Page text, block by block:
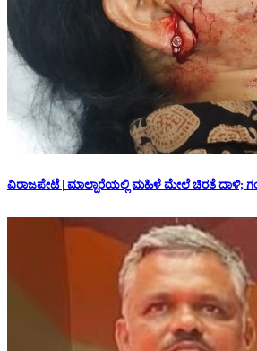
ವಿರಾಜಪೇಟೆ | ಮಾಲ್ದಾರೆಯಲ್ಲಿ ಮಹಿಳೆ ಮೇಲೆ ಚಿರತೆ ದಾಳಿ;